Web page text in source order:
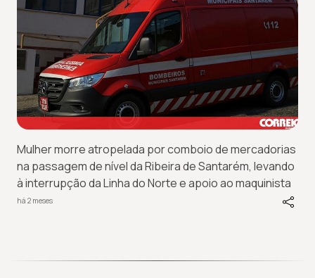
Mulher morre atropelada por comboio de mercadorias
na passagem de nível da Ribeira de Santarém, levando
à interrupção da Linha do Norte e apoio ao maquinista
há 2 meses